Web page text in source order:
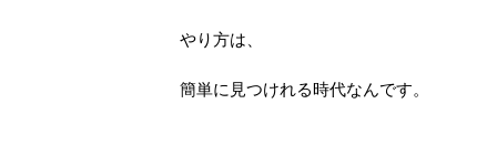
やり方は、
簡単に見つけれる時代なんです。